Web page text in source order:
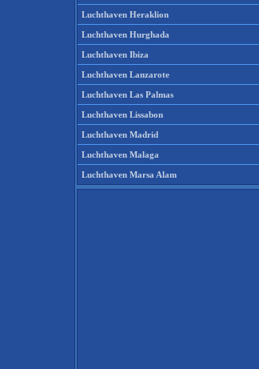
Luchthaven Heraklion
Luchthaven Hurghada
Luchthaven Ibiza
Luchthaven Lanzarote
Luchthaven Las Palmas
Luchthaven Lissabon
Luchthaven Madrid
Luchthaven Malaga
Luchthaven Marsa Alam